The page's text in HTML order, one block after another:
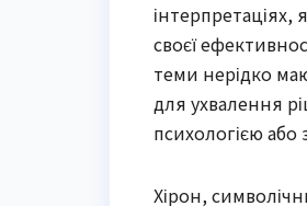
інтерпретаціях,
своєї
теми нерідко
для ухвалення
психологією або
Хірон,